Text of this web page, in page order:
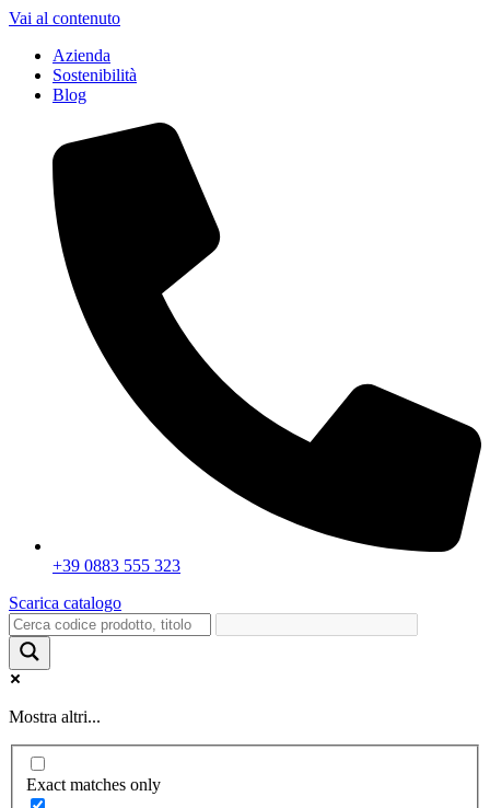
Vai al contenuto
Azienda
Sostenibilità
Blog
+39 0883 555 323
Scarica catalogo
Mostra altri...
Exact matches only